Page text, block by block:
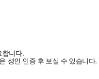
합니다.
성인 인증 후 보실 수 있습니다.